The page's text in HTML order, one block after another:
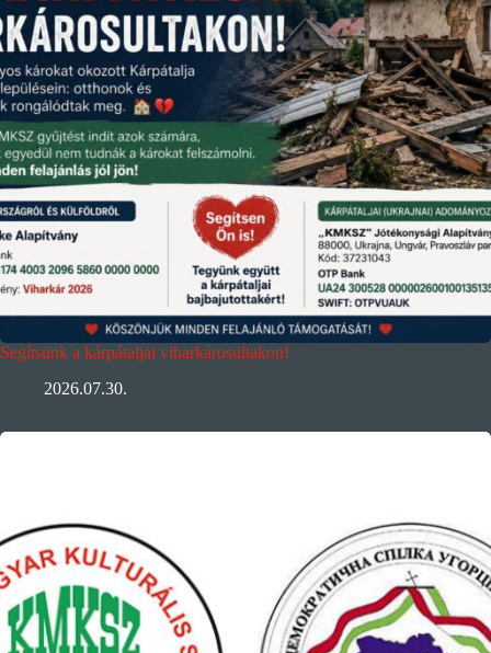
Segítsünk a kárpátaljai viharkárosultakon!
2026.07.30.